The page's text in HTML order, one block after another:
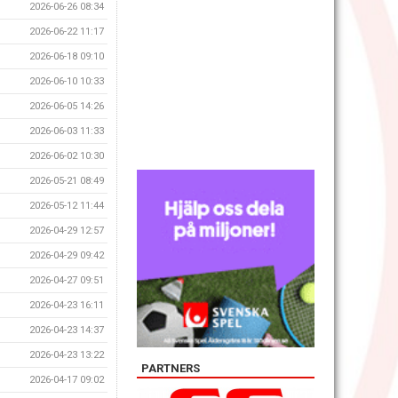
2026-06-26 08:34
2026-06-22 11:17
2026-06-18 09:10
2026-06-10 10:33
2026-06-05 14:26
2026-06-03 11:33
2026-06-02 10:30
2026-05-21 08:49
2026-05-12 11:44
2026-04-29 12:57
2026-04-29 09:42
2026-04-27 09:51
2026-04-23 16:11
2026-04-23 14:37
2026-04-23 13:22
2026-04-17 09:02
PARTNERS